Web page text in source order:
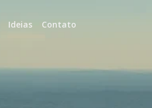
Ideias Contato